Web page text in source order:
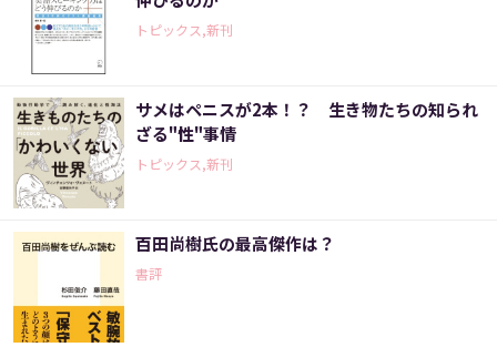
トピックス,新刊
サメはペニスが2本！？ 生き物たちの知られ
ざる"性"事情
トピックス,新刊
百田尚樹氏の最高傑作は？
書評